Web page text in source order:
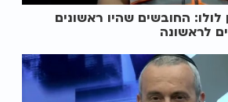
החובשים שהיו ראשונים
לראשונה